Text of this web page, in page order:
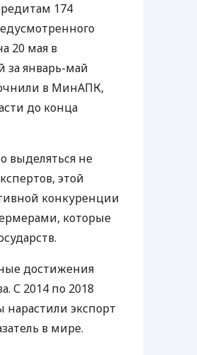
174
20 мая в
за январь-май
в МинАПК,
до конца
выделяться не
этой
конкуренции
которые
достижения
С 2014 по 2018
экспорт
в мире.